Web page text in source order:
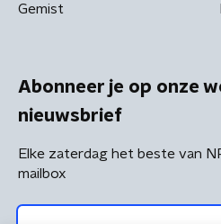
Gemist
Abonneer je op onze
nieuwsbrief
Elke zaterdag het beste van
mailbox